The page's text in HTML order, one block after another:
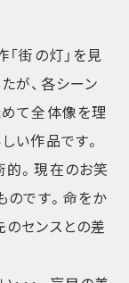
街の灯」を見
が、各シーン
めて全体像を理
い作品です。
的。現在のお笑
のです。命をか
センスとの差